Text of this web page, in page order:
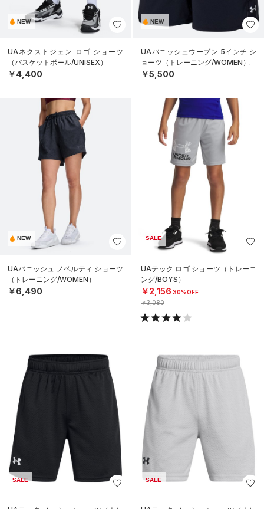
NEW
UAネクストジェン ロゴ ショーツ
（バスケットボール/UNISEX）
￥4,400
NEW
UAバニッシュウーブン 5インチ シ
ョーツ（トレーニング/WOMEN）
￥5,500
NEW
UAバニッシュ ノベルティ ショーツ
（トレーニング/WOMEN）
￥6,490
SALE
UAテック ロゴ ショーツ（トレーニ
ング/BOYS）
￥2,156 30%OFF
￥3,080
SALE SALE